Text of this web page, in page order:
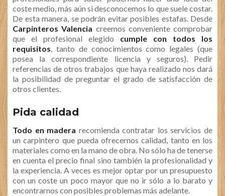
coste medio, más aún si desconocemos lo que suele costar.
De esta manera, se podrán evitar posibles estafas. Desde
Carpinteros Valencia creemos conveniente comprobar
que el profesional elegido cumple con todos los
requisitos, tanto de conocimientos como legales (que
posea la correspondiente licencia y seguros). Pedir
referencias de otros trabajos que haya realizado nos dará
la posibilidad de preguntar el grado de satisfacción de
otros clientes.
Pida calidad
Todo en madera recomienda contratar los servicios de
un carpintero que pueda ofrecernos calidad, tanto en los
materiales como en la mano de obra. No sólo ha de tenerse
en cuenta el precio final sino también la profesionalidad y
la experiencia. A veces es mejor optar por un presupuesto
con un coste un poco mayor que no ir sólo a lo barato y
encontrarnos con posibles problemas más adelante.